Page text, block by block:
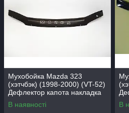
Мухобойка Mazda 323
(хэтчбэк) (1998-2000) (VT-52)
Дефлектор капота накладка
В наявності
В